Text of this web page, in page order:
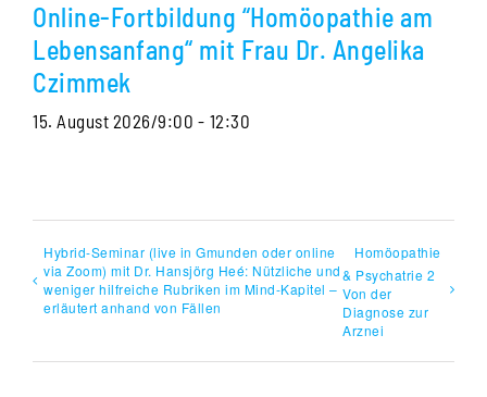
Online-Fortbildung “Homöopathie am
Lebensanfang“ mit Frau Dr. Angelika
Czimmek
15. August 2026/9:00 - 12:30
Hybrid-Seminar (live in Gmunden oder online
via Zoom) mit Dr. Hansjörg Heé: Nützliche und
weniger hilfreiche Rubriken im Mind-Kapitel –
erläutert anhand von Fällen
Homöopathie
& Psychatrie 2
Von der
Diagnose zur
Arznei